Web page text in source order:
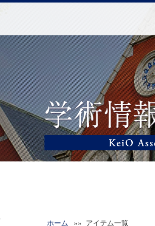
ホーム »» アイテム一覧